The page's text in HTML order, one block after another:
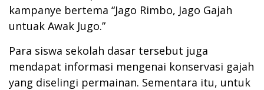
kampanye bertema “Jago Rimbo, Jago Gajah
untuak Awak Jugo.”
Para siswa sekolah dasar tersebut juga
mendapat informasi mengenai konservasi gajah
yang diselingi permainan. Sementara itu, untuk